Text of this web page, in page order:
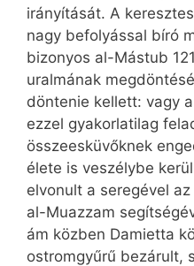
irányítását. A
nagy befolyással bíró
bizonyos al-Mástub
uralmának
döntenie kellett: vagy
ezzel gyakorlatilag
összeesküvőknek
élete is veszélybe
elvonult a seregével
al-Muazzam
ám közben Dami­etta
ostromgyűrű bezárult,